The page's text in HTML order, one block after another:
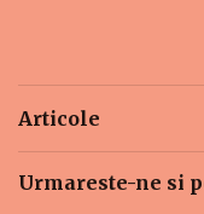
Articole
Urmareste-ne si